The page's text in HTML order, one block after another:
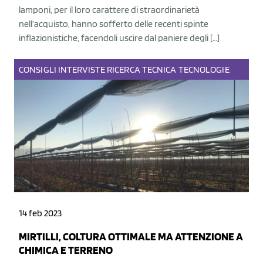
lamponi, per il loro carattere di straordinarietà
nell’acquisto, hanno sofferto delle recenti spinte
inflazionistiche, facendoli uscire dal paniere degli […]
CONSIGLI INTERVISTE RICERCATECNICA TECNOLOGIE
14 feb 2023
MIRTILLI, COLTURA OTTIMALE MA ATTENZIONE A
CHIMICA E TERRENO